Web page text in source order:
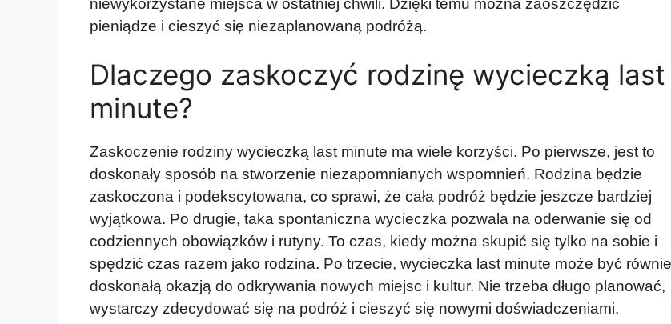
niewykorzystane miejsca w ostatniej chwili. Dzięki temu można zaoszczędzić
pieniądze i cieszyć się niezaplanowaną podróżą.
Dlaczego zaskoczyć rodzinę wycieczką last
minute?
Zaskoczenie rodziny wycieczką last minute ma wiele korzyści. Po pierwsze, jest to
doskonały sposób na stworzenie niezapomnianych wspomnień. Rodzina będzie
zaskoczona i podekscytowana, co sprawi, że cała podróż będzie jeszcze bardziej
wyjątkowa. Po drugie, taka spontaniczna wycieczka pozwala na oderwanie się od
codziennych obowiązków i rutyny. To czas, kiedy można skupić się tylko na sobie i
spędzić czas razem jako rodzina. Po trzecie, wycieczka last minute może być
doskonałą okazją do odkrywania nowych miejsc i kultur. Nie trzeba długo planować,
wystarczy zdecydować się na podróż i cieszyć się nowymi doświadczeniami.